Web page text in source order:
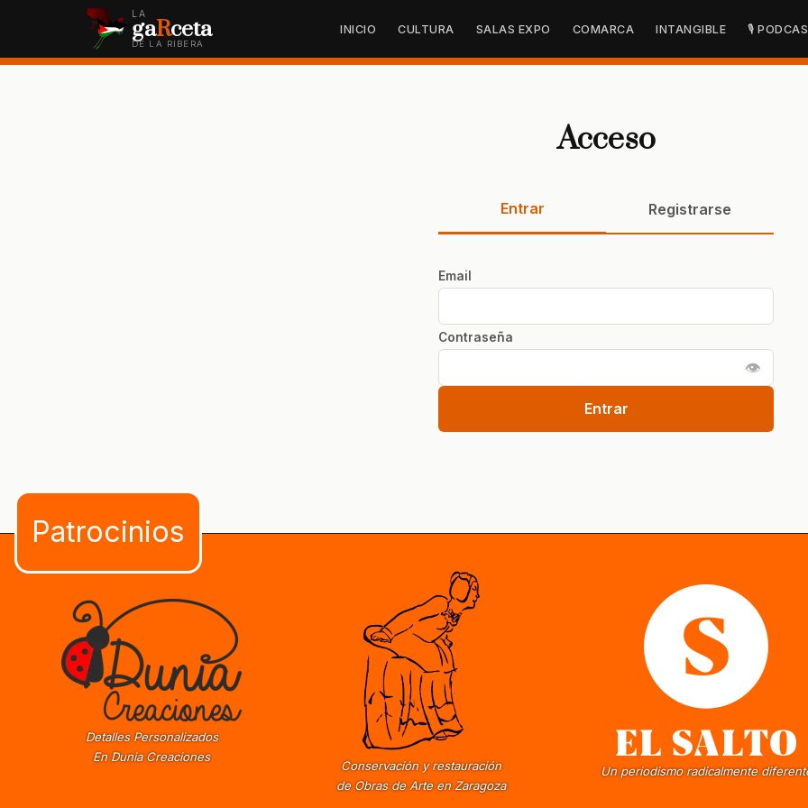
LA
gaRceta
DE LA RIBERA
INICIO CULTURA SALAS EXPO COMARCA INTANGIBLE 🎙
Acceso
Entrar Registrarse
Email
Contraseña
👁
Entrar
Detalles Personalizados
En Dunia Creaciones
Conservación y restauración
de Obras de Arte en Zaragoza
Un periodismo radicalmente